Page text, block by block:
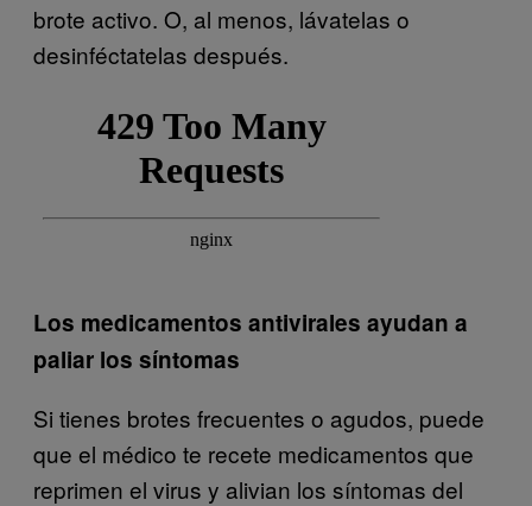
brote activo. O, al menos, lávatelas o
desinféctatelas después.
Los medicamentos antivirales ayudan a
paliar los síntomas
Si tienes brotes frecuentes o agudos, puede
que el médico te recete medicamentos que
reprimen el virus y alivian los síntomas del